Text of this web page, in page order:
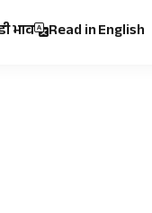
भाव Read in English